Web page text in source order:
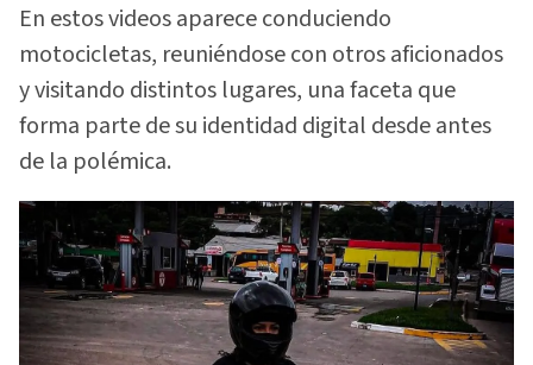
En estos videos aparece conduciendo
motocicletas, reuniéndose con otros aficionados
y visitando distintos lugares, una faceta que
forma parte de su identidad digital desde antes
de la polémica.